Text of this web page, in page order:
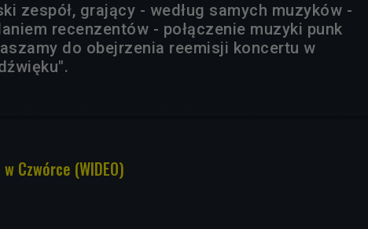
zespół, grający - według samych muzyków -
recenzentów - połączenie muzyki punk
do obejrzenia reemisji koncertu w
Czwórce (WIDEO)